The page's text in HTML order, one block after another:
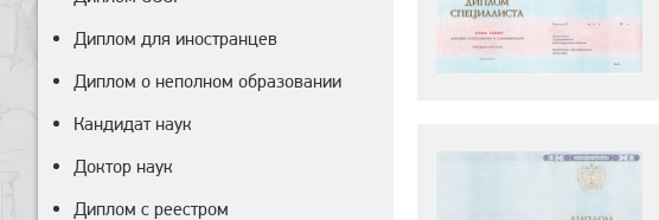
Диплом для иностранцев
Диплом о неполном образовании
Кандидат наук
Доктор наук
Диплом с реестром